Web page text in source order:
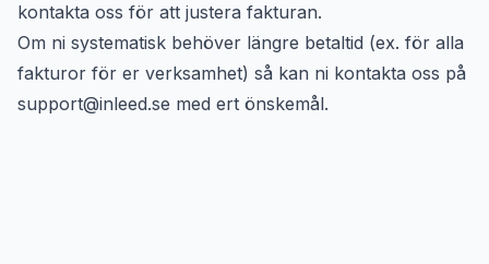
kontakta oss för att justera fakturan.
Om ni systematisk behöver längre betaltid (ex. för alla
fakturor för er verksamhet) så kan ni kontakta oss på
support@inleed.se med ert önskemål.